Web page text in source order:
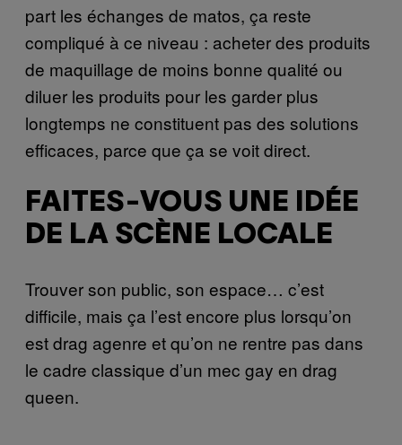
part les échanges de matos, ça reste
compliqué à ce niveau : acheter des produits
de maquillage de moins bonne qualité ou
diluer les produits pour les garder plus
longtemps ne constituent pas des solutions
efficaces, parce que ça se voit direct.
FAITES-VOUS UNE IDÉE
DE LA SCÈNE LOCALE
Trouver son public, son espace… c’est
difficile, mais ça l’est encore plus lorsqu’on
est drag agenre et qu’on ne rentre pas dans
le cadre classique d’un mec gay en drag
queen.